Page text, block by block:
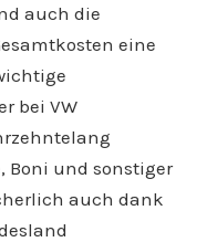
auch die
eine
bei VW
und sonstiger
auch dank